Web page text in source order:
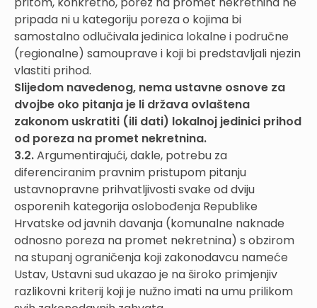
pripada ni u kategoriju poreza o kojima bi
samostalno odlučivala jedinica lokalne i područne
(regionalne) samouprave i koji bi predstavljali njezin
vlastiti prihod.
Slijedom navedenog, nema ustavne osnove za
dvojbe oko pitanja je li država ovlaštena
zakonom uskratiti (ili dati) lokalnoj jedinici prihod
od poreza na promet nekretnina.
3.2.Argumentirajući, dakle, potrebu za
diferenciranim pravnim pristupom pitanju
ustavnopravne prihvatljivosti svake od dviju
osporenih kategorija oslobođenja Republike
Hrvatske od javnih davanja (komunalne naknade
odnosno poreza na promet nekretnina) s obzirom
na stupanj ograničenja koji zakonodavcu nameće
Ustav, Ustavni sud ukazao je na široko primjenjiv
razlikovni kriterij koji je nužno imati na umu prilikom